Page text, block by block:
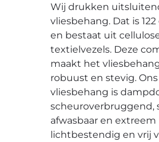
Wij drukken
vliesbehang. Dat is
en bestaat uit
textielvezels. Deze
maakt het
robuust en stevig. Ons
vliesbehang is
scheuroverbruggend,
afwasbaar en extreem
lichtbestendig en vrij